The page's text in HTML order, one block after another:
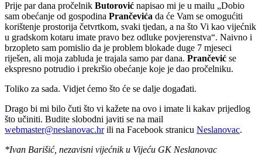
Prije par dana pročelnik Butorović napisao mi je u mailu „Dobio
sam obećanje od gospodina Prančevića da će Vam se omogućiti
korištenje prostorija četvrtkom, svaki tjedan, a na što Vi kao vijećnik
u gradskom kotaru imate pravo bez odluke povjerenstva“. Naivno i
brzopleto sam pomislio da je problem blokade duge 7 mjeseci
riješen, ali moja zabluda je trajala samo par dana. Prančević se
ekspresno potrudio i prekršio obećanje koje je dao pročelniku.
Toliko za sada. Vidjet ćemo što će se dalje događati.
Drago bi mi bilo čuti što vi kažete na ovo i imate li kakav prijedlog
što učiniti. Budite slobodni javiti se na mail
webmaster@neslanovac.hrili na Facebook stranicu Neslanovac.
*Ivan Barišić, nezavisni vijećnik u Vijeću GK Neslanovac